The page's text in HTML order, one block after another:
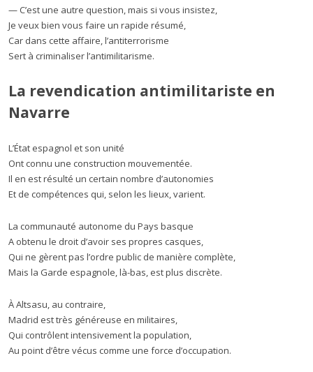
— C’est une autre question, mais si vous insistez,
Je veux bien vous faire un rapide résumé,
Car dans cette affaire, l’antiterrorisme
Sert à criminaliser l’antimilitarisme.
La revendication antimilitariste en
Navarre
L’État espagnol et son unité
Ont connu une construction mouvementée.
Il en est résulté un certain nombre d’autonomies
Et de compétences qui, selon les lieux, varient.
La communauté autonome du Pays basque
A obtenu le droit d’avoir ses propres casques,
Qui ne gèrent pas l’ordre public de manière complète,
Mais la Garde espagnole, là-bas, est plus discrète.
À Altsasu, au contraire,
Madrid est très généreuse en militaires,
Qui contrôlent intensivement la population,
Au point d’être vécus comme une force d’occupation.